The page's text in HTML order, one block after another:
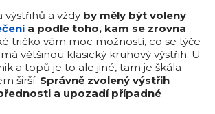
výstřihů a vždy by měly být voleny
a podle toho, kam se zrovna
tričko vám moc možností, co se týče
většinou klasický kruhový výstřih. U
a topů je to ale jiné, tam je škála
širší. Správně zvolený výstřih
a upozadí případné